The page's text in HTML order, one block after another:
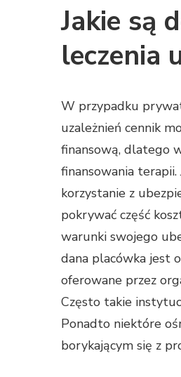
Jakie są
leczenia
W przypadku
uzależnień cennik
finansową, dlatego
finansowania
korzystanie z
pokrywać część
warunki swojego
dana placówka jest
oferowane przez
Często takie
Ponadto niektóre
borykającym się z